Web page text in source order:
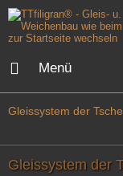
Menü
Gleissystem der
Gleissystem der